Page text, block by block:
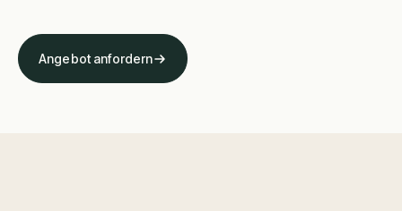
Angebot anfordern